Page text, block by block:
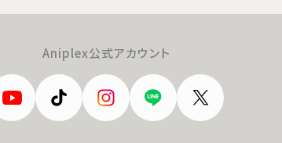
Aniplex公式アカウント